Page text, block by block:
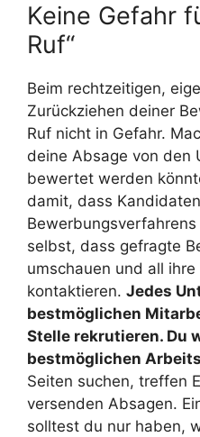
Keine Gefahr
Ruf“
Beim rechtzeitigen,
Zurückziehen deiner
Ruf nicht in Gefahr.
deine Absage von den
bewertet werden
damit, dass
selbst, dass gefragte
umschauen und all
kontaktieren. Jedes
bestmöglichen
Stelle rekrutieren. Du
bestmöglichen
Seiten suchen, treffen
versenden Absagen.
solltest du nur haben,